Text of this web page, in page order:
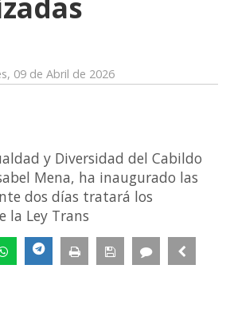
09 de Abril de 2026
y Diversidad del Cabildo
Mena, ha inaugurado las
dos días tratará los
la Ley Trans